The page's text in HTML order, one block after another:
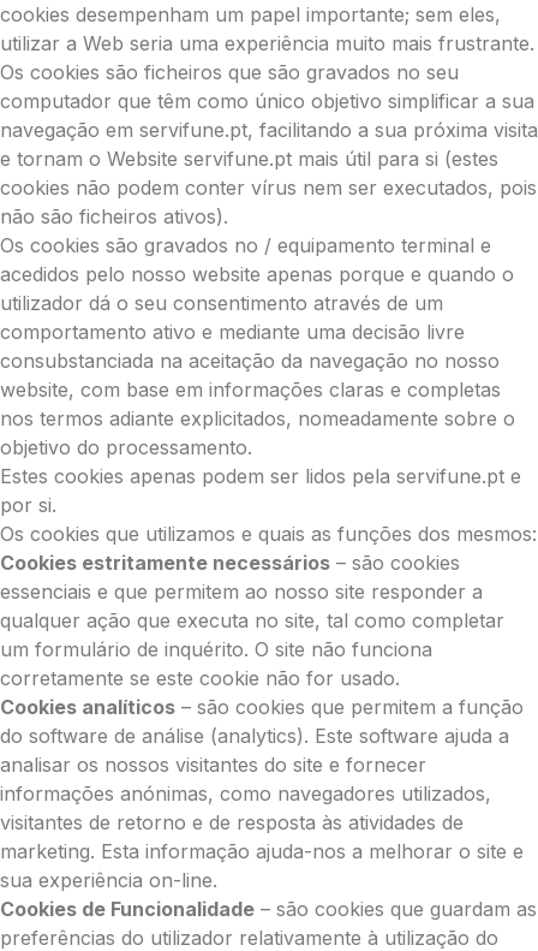
cookies desempenham um papel importante; sem eles,
utilizar a Web seria uma experiência muito mais frustrante.
Os cookies são ficheiros que são gravados no seu
computador que têm como único objetivo simplificar a sua
navegação em servifune.pt, facilitando a sua próxima visita
e tornam o Website servifune.pt mais útil para si (estes
cookies não podem conter vírus nem ser executados, pois
não são ficheiros ativos).
Os cookies são gravados no / equipamento terminal e
acedidos pelo nosso website apenas porque e quando o
utilizador dá o seu consentimento através de um
comportamento ativo e mediante uma decisão livre
consubstanciada na aceitação da navegação no nosso
website, com base em informações claras e completas
nos termos adiante explicitados, nomeadamente sobre o
objetivo do processamento.
Estes cookies apenas podem ser lidos pela servifune.pt e
por si.
Os cookies que utilizamos e quais as funções dos mesmos:
Cookies estritamente necessários – são cookies
essenciais e que permitem ao nosso site responder a
qualquer ação que executa no site, tal como completar
um formulário de inquérito. O site não funciona
corretamente se este cookie não for usado.
Cookies analíticos – são cookies que permitem a função
do software de análise (analytics). Este software ajuda a
analisar os nossos visitantes do site e fornecer
informações anónimas, como navegadores utilizados,
visitantes de retorno e de resposta às atividades de
marketing. Esta informação ajuda-nos a melhorar o site e
sua experiência on-line.
Cookies de Funcionalidade – são cookies que guardam as
preferências do utilizador relativamente à utilização do